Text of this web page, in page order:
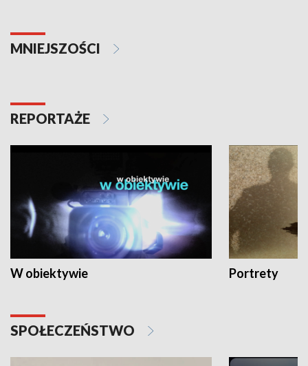
MNIEJSZOŚCI
REPORTAŻE
W obiektywie Portrety
SPOŁECZEŃSTWO